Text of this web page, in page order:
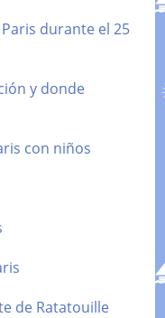
durante el 25
y donde
con niños
de Ratatouille